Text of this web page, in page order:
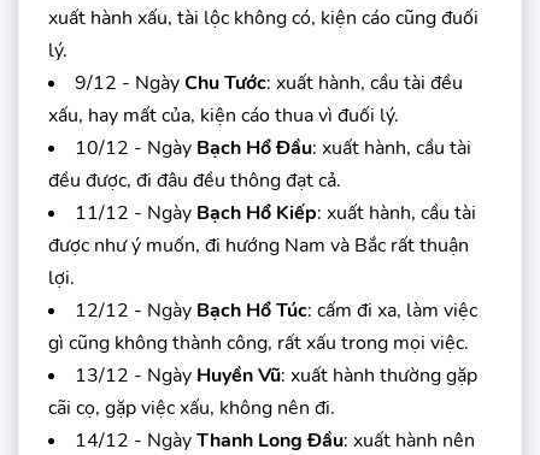
xuất hành xấu, tài lộc không có, kiện cáo cũng đuối
lý.
9/12 - NgàyChu Tước: xuất hành, cầu tài đều
xấu, hay mất của, kiện cáo thua vì đuối lý.
10/12 - Ngày Bạch Hổ Đầu: xuất hành, cầu tài
đều được, đi đâu đều thông đạt cả.
11/12 - Ngày Bạch Hổ Kiếp: xuất hành, cầu tài
được như ý muốn, đi hướng Nam và Bắc rất thuận
lợi.
12/12 - Ngày Bạch Hổ Túc: cấm đi xa, làm việc
gì cũng không thành công, rất xấu trong mọi việc.
13/12 - Ngày Huyền Vũ: xuất hành thường gặp
cãi cọ, gặp việc xấu, không nên đi.
14/12 - NgàyThanh Long Đầu: xuất hành nên